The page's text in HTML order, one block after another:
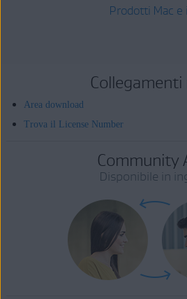
Prodotti Mac e
Collegamenti
Area download
Trova il License Number
Community
Disponibile in